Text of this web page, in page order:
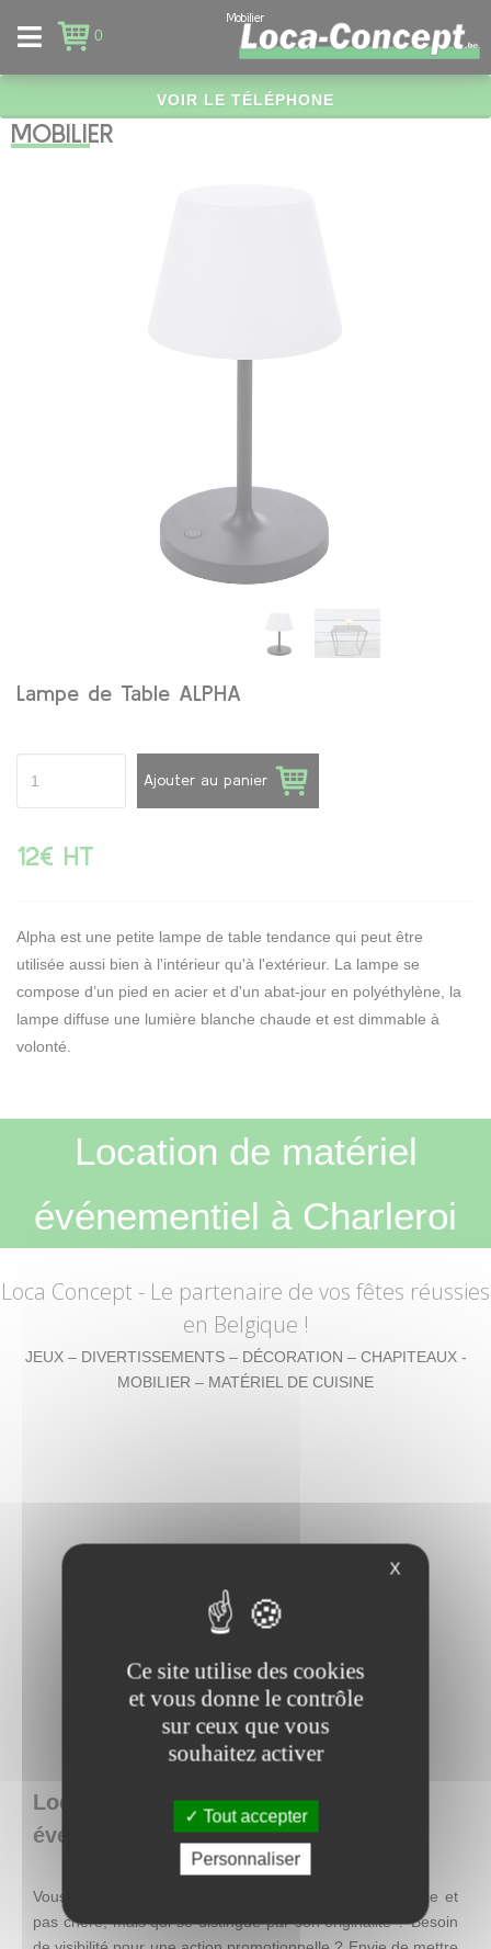
0
Mobilier
VOIR LE TÉLÉPHONE
MOBILIER
Lampe de Table ALPHA
Ajouter au panier
12€ HT
Alpha est une petite lampe de table tendance qui peut être
utilisée aussi bien à l'intérieur qu'à l'extérieur. La lampe se
compose d’un pied en acier et d'un abat-jour en polyéthylène, la
lampe diffuse une lumière blanche chaude et est dimmable à
volonté.
Location de matériel
événementiel à Charleroi
Loca Concept - Le partenaire de vos fêtes réussies
en Belgique !
JEUX – DIVERTISSEMENTS – DÉCORATION – CHAPITEAUX -
MOBILIER – MATÉRIEL DE CUISINE
Loca Concept : location de matériel
événementiel en Belgique
Vous recherchez une décoration facile à mettre en place et
pas chère, mais qui se distingue par son originalité ? Besoin
X
Ce site utilise des cookies
et vous donne le contrôle
sur ceux que vous
souhaitez activer
Tout accepter
Personnaliser